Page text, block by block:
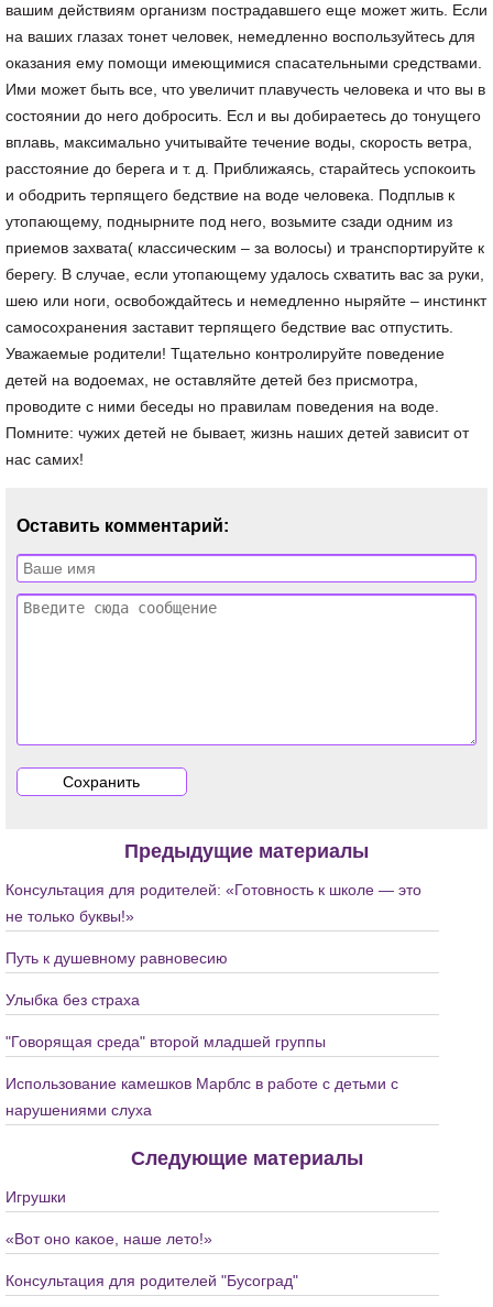
вашим действиям организм пострадавшего еще может жить. Если
на ваших глазах тонет человек, немедленно воспользуйтесь для
оказания ему помощи имеющимися спасательными средствами.
Ими может быть все, что увеличит плавучесть человека и что вы в
состоянии до него добросить. Есл и вы добираетесь до тонущего
вплавь, максимально учитывайте течение воды, скорость ветра,
расстояние до берега и т. д. Приближаясь, старайтесь успокоить
и ободрить терпящего бедствие на воде человека. Подплыв к
утопающему, поднырните под него, возьмите сзади одним из
приемов захвата( классическим – за волосы) и транспортируйте к
берегу. В случае, если утопающему удалось схватить вас за руки,
шею или ноги, освобождайтесь и немедленно ныряйте – инстинкт
самосохранения заставит терпящего бедствие вас отпустить.
Уважаемые родители! Тщательно контролируйте поведение
детей на водоемах, не оставляйте детей без присмотра,
проводите с ними беседы но правилам поведения на воде.
Помните: чужих детей не бывает, жизнь наших детей зависит от
нас самих!
Оставить комментарий:
Предыдущие материалы
Консультация для родителей: «Готовность к школе — это
не только буквы!»
Путь к душевному равновесию
Улыбка без страха
"Говорящая среда" второй младшей группы
Использование камешков Марблс в работе с детьми с
нарушениями слуха
Следующие материалы
Игрушки
«Вот оно какое, наше лето!»
Консультация для родителей "Бусоград"